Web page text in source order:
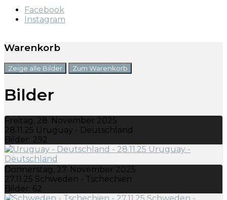
Facebook
Instagram
Warenkorb
Zeige alle Bilder Zum Warenkorb
Bilder
Freitag, 28. November 2025
28.11.25 Uruguay - Deutschland
Bilder: 292
Donnerstag, 27. November 2025
27.11.25 Schweden - Tschechien
Bilder: 62